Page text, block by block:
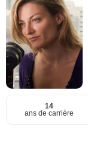
14
ans de carrière